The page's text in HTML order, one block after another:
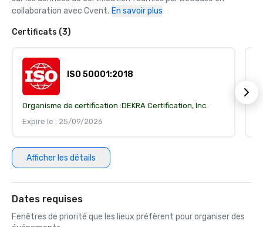
collaboration avec Cvent. En savoir plus
Certificats (3)
ISO 50001:2018
Organisme de certification :DEKRA Certification, Inc.
Expire le : 25/09/2026
Afficher les détails
Dates requises
Fenêtres de priorité que les lieux préfèrent pour organiser des